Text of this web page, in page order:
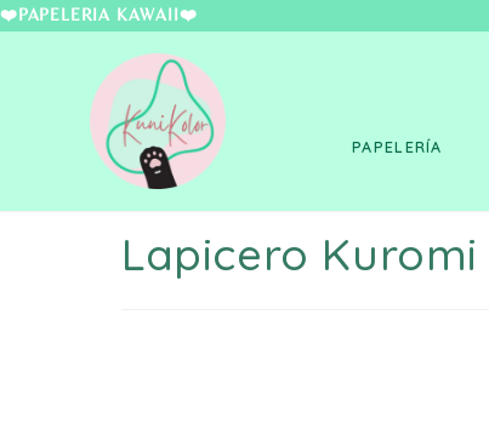
❤️PAPELERÍA
PAPELERÍA
Lapicero